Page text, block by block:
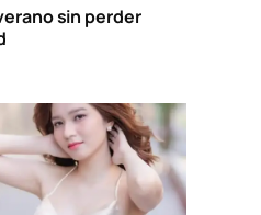
sin perder